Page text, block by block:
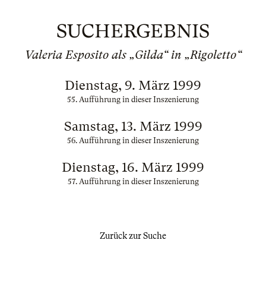
SUCHERGEBNIS
Valeria Esposito als „Gilda“ in „Rigoletto“
Dienstag, 9. März 1999
55. Aufführung in dieser Inszenierung
Samstag, 13. März 1999
56. Aufführung in dieser Inszenierung
Dienstag, 16. März 1999
57. Aufführung in dieser Inszenierung
Zurück zur Suche